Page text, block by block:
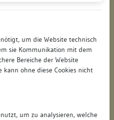
um die Website technisch
sie Kommunikation mit dem
Bereiche der Website
kann ohne diese Cookies nicht
um zu analysieren, welche
und Restaurierung
Als PDF herunterladen: